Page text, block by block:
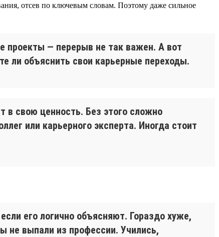
отсев по ключевым словам. Поэтому даже сильное
проекты — перерыв не так важен. А вот
ли объяснить свои карьерные переходы.
в свою ценность. Без этого сложно
или карьерного эксперта. Иногда стоит
его логично объясняют. Гораздо хуже,
не выпали из профессии. Учились,